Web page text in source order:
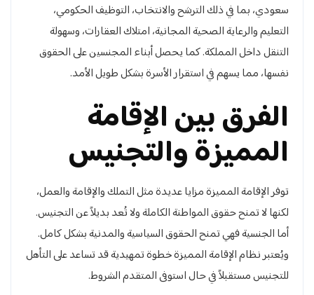
سعودي، بما في ذلك الترشح والانتخاب، التوظيف الحكومي،
التعليم والرعاية الصحية المجانية، امتلاك العقارات، وسهولة
التنقل داخل المملكة. كما يحصل أبناء المجنسين على الحقوق
نفسها، مما يسهم في استقرار الأسرة بشكل طويل الأمد.
الفرق بين الإقامة
المميزة والتجنيس
توفر الإقامة المميزة مزايا عديدة مثل التملك والإقامة والعمل،
لكنها لا تمنح حقوق المواطنة الكاملة ولا تُعد بديلاً عن التجنيس.
أما الجنسية فهي تمنح الحقوق السياسية والمدنية بشكل كامل.
ويُعتبر نظام الإقامة المميزة خطوة تمهيدية قد تساعد على التأهل
للتجنيس مستقبلاً في حال استوفى المتقدم الشروط.